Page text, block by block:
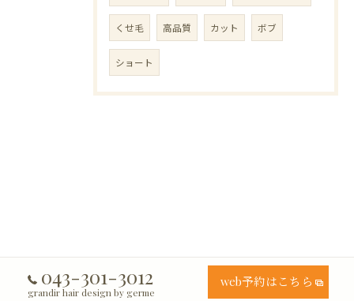
くせ毛 高品質 カット ボブ
ショート
043-301-3012
grandir hair design by germe
web予約はこちら